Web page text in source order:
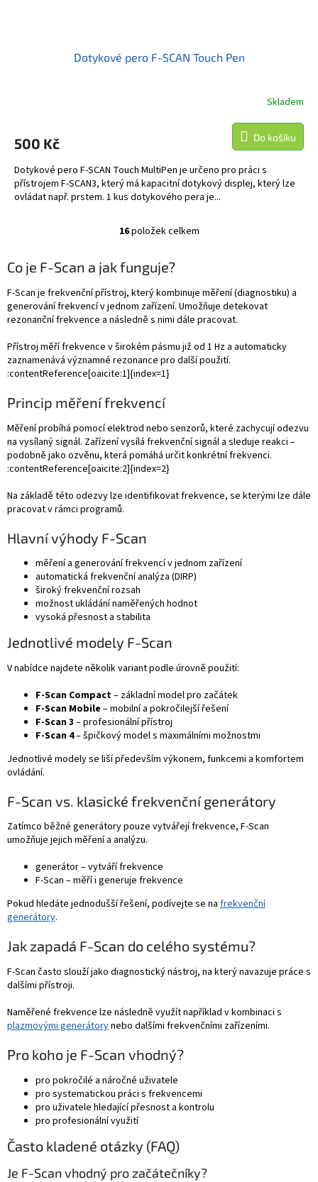
Dotykové pero F-SCAN Touch Pen
Skladem
500 Kč Do košíku
Dotykové pero F-SCAN Touch MultiPen je určeno pro práci s
přístrojem F-SCAN3, který má kapacitní dotykový displej, který lze
ovládat např. prstem. 1 kus dotykového pera je...
O
l
á
d
a
c
p
r
v
y
v
ý
p
i
s
16položek celkem
Co je F-Scan a jak funguje?
F-Scan je frekvenční přístroj, který kombinuje měření (diagnostiku) a
generování frekvencí v jednom zařízení. Umožňuje detekovat
rezonanční frekvence a následně s nimi dále pracovat.
Přístroj měří frekvence v širokém pásmu již od 1 Hz a automaticky
zaznamenává významné rezonance pro další použití.
:contentReference[oaicite:1]{index=1}
Princip měření frekvencí
Měření probíhá pomocí elektrod nebo senzorů, které zachycují odezvu
na vysílaný signál. Zařízení vysílá frekvenční signál a sleduje reakci –
podobně jako ozvěnu, která pomáhá určit konkrétní frekvenci.
:contentReference[oaicite:2]{index=2}
Na základě této odezvy lze identifikovat frekvence, se kterými lze dále
pracovat v rámci programů.
Hlavní výhody F-Scan
měření a generování frekvencí v jednom zařízení
automatická frekvenční analýza (DIRP)
široký frekvenční rozsah
možnost ukládání naměřených hodnot
vysoká přesnost a stabilita
Jednotlivé modely F-Scan
V nabídce najdete několik variant podle úrovně použití:
F-Scan Compact– základní model pro začátek
F-Scan Mobile – mobilní a pokročilejší řešení
F-Scan 3 – profesionální přístroj
F-Scan 4– špičkový model s maximálními možnostmi
Jednotlivé modely se liší především výkonem, funkcemi a komfortem
ovládání.
F-Scan vs. klasické frekvenční generátory
Zatímco běžné generátory pouze vytvářejí frekvence, F-Scan
umožňuje jejich měření a analýzu.
generátor – vytváří frekvence
F-Scan – měří i generuje frekvence
Pokud hledáte jednodušší řešení, podívejte se na frekvenční
generátory.
Jak zapadá F-Scan do celého systému?
F-Scan často slouží jako diagnostický nástroj, na který navazuje práce s
dalšími přístroji.
Naměřené frekvence lze následně využít například v kombinaci s
plazmovými generátorynebo dalšími frekvenčními zařízeními.
Pro koho je F-Scan vhodný?
pro pokročilé a náročné uživatele
pro systematickou práci s frekvencemi
pro uživatele hledající přesnost a kontrolu
pro profesionální využití
Často kladené otázky (FAQ)
Je F-Scan vhodný pro začátečníky?